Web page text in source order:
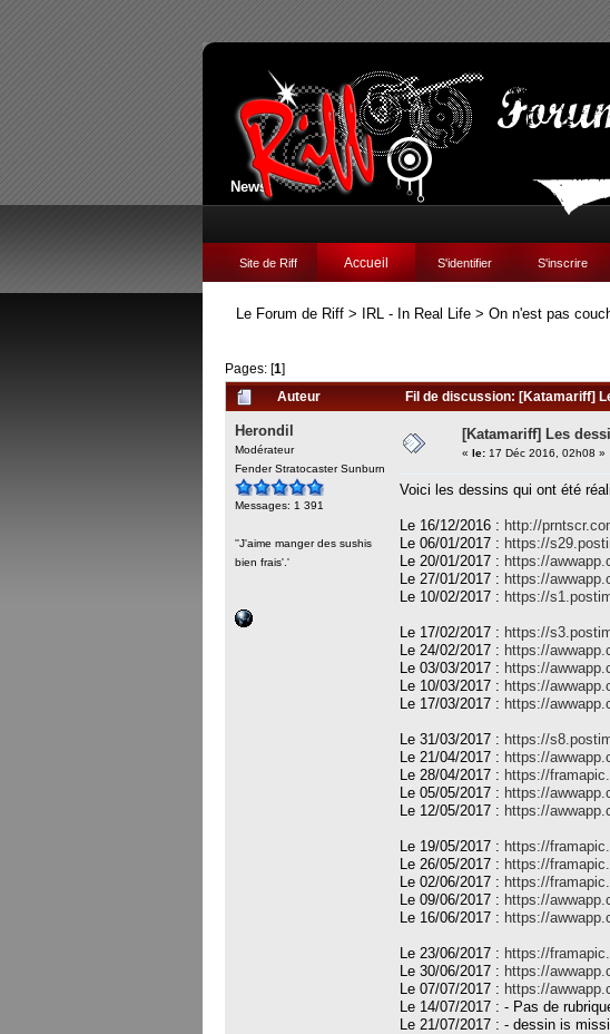
News:
Site de Riff Accueil S'identifier S'inscrire
Le Forum de Riff > IRL - In Real Life > On n'est pas
Pages: [1]
Auteur Fil de discussion: [Katamariff]
Herondil
Modérateur
Fender Stratocaster Sunburn
Messages: 1 391
''J'aime manger des sushis
bien frais'.'
[Katamariff] Les
« le: 17 Déc 2016, 02h08 »
Voici les dessins qui ont été
Le 16/12/2016 : http://
Le 06/01/2017 : https://
Le 20/01/2017 : https://
Le 27/01/2017 : https://
Le 10/02/2017 : https://
Le 17/02/2017 : https://
Le 24/02/2017 : https://
Le 03/03/2017 : https://
Le 10/03/2017 : https://
Le 17/03/2017 : https://
Le 31/03/2017 : https://
Le 21/04/2017 : https://
Le 28/04/2017 : https://
Le 05/05/2017 : https://
Le 12/05/2017 : https://
Le 19/05/2017 : https://
Le 26/05/2017 : https://
Le 02/06/2017 : https://
Le 09/06/2017 : https://
Le 16/06/2017 : https://
Le 23/06/2017 : https://
Le 30/06/2017 : https://
Le 07/07/2017 : https://
Le 14/07/2017 : - Pas de
Le 21/07/2017 : - dessin is